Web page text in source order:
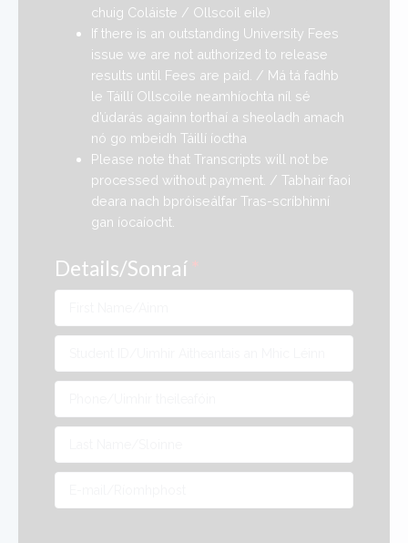
chuig Coláiste / Ollscoil eile)
If there is an outstanding University Fees
issue we are not authorized to release
results until Fees are paid. / Má tá fadhb
le Táillí Ollscoile neamhíochta níl sé
d’údarás againn torthaí a sheoladh amach
nó go mbeidh Táillí íoctha
Please note that Transcripts will not be
processed without payment. / Tabhair faoi
deara nach bpróiseálfar Tras-scríbhinní
gan íocaíocht.
Details/Sonraí *